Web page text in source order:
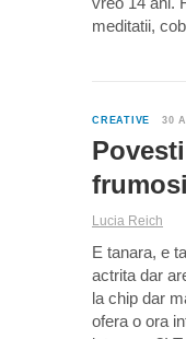
meditatii,
CREATIVE 30
frumosi
Lucia Reich
E tanara, e
actrita dar
la chip dar
ofera o ora